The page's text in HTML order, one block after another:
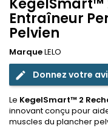
KegelSmart™
Entraîneur
Pelvien
MarqueLELO
edit Donnez votre
Le KegelSmart™ 2
innovant conçu pour
muscles du plancher